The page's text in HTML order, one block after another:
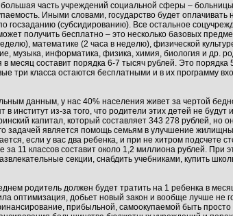
большая часть учреждений социальной сферы –
Иными словами, государство будет оплачивать
госзаданию (субсидированию). Все остальное
получить бесплатно – это несколько базовых
математике (2 часа в неделю), физической
музыка, информатика, физика, химия, биология и др.
месяц составит порядка 6-7 тысяч рублей. Это порядка
три класса остаются бесплатными и в их программу
данным, у нас 40% населения живет за чертой
в институт из-за того, что родители этих детей не
капитал, который составляет 343 278 рублей, но
задачей является помощь семьям в улучшение
если у вас два ребенка, и при не хитром подсчете
11 классов составит около 1,2 миллиона рублей. При
секции, снабдить учебниками, купить
родитель должен будет тратить на 1 ребенка в
оптимизация, добьет новый закон и вообще лучше не
прибыльной, самоокупаемой быть просто